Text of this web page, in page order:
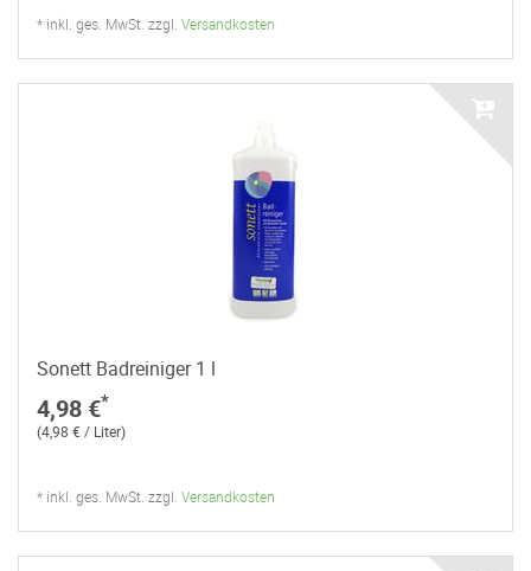
* inkl. ges. MwSt. zzgl. Versandkosten
Sonett Badreiniger 1 l
4,98 €*
(4,98 € / Liter)
* inkl. ges. MwSt. zzgl. Versandkosten